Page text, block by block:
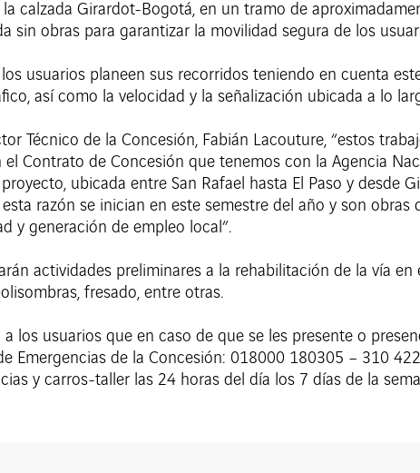
calzada Girardot-Bogotá, en un tramo de
sin obras para garantizar la movilidad segura de los
usuarios planeen sus recorridos teniendo en cuenta
así como la velocidad y la señalización ubicada a lo
Técnico de la Concesión, Fabián Lacouture, “estos
Contrato de Concesión que tenemos con la Agencia
ubicada entre San Rafael hasta El Paso y desde
razón se inician en este semestre del año y son obras
y generación de empleo local”.
actividades preliminares a la rehabilitación de la vía
fresado, entre otras.
a los usuarios que en caso de que se les presente o
Emergencias de la Concesión: 018000 180305 – 310
y carros-taller las 24 horas del día los 7 días de la